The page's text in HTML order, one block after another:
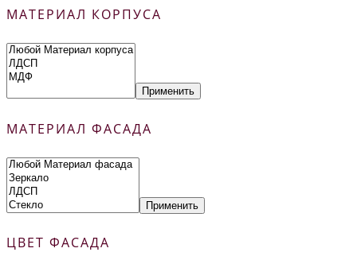
МАТЕРИАЛ КОРПУСА
Применить
МАТЕРИАЛ ФАСАДА
Применить
ЦВЕТ ФАСАДА